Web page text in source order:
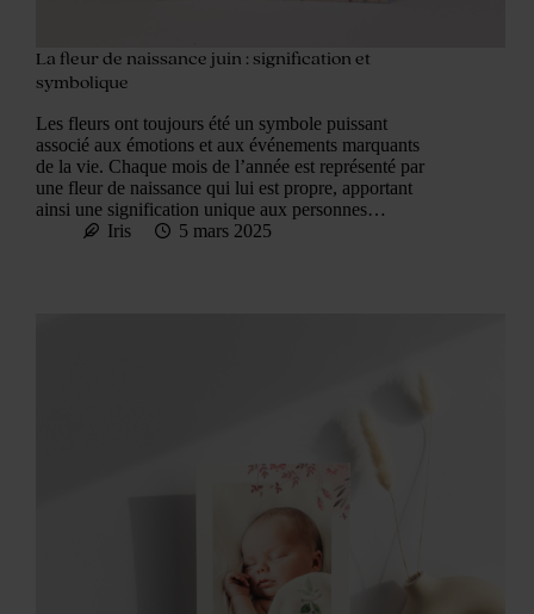
La fleur de naissance juin : signification et
symbolique
Les fleurs ont toujours été un symbole puissant
associé aux émotions et aux événements marquants
de la vie. Chaque mois de l’année est représenté par
une fleur de naissance qui lui est propre, apportant
ainsi une signification unique aux personnes…
Iris
5 mars 2025